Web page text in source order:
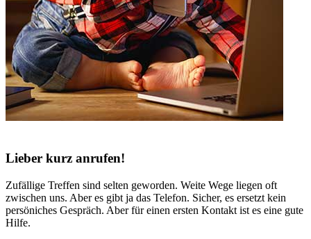
Lieber kurz anrufen!
Zufällige Treffen sind selten geworden. Weite Wege liegen oft
zwischen uns. Aber es gibt ja das Telefon. Sicher, es ersetzt kein
persöniches Gespräch. Aber für einen ersten Kontakt ist es eine gute
Hilfe.